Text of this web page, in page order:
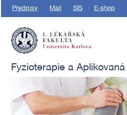
Předpisy Mail SIS E-shop
Fyzioterapie a